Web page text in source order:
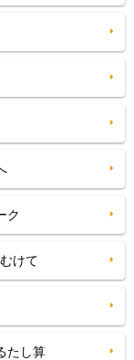
ク
けて
たし算